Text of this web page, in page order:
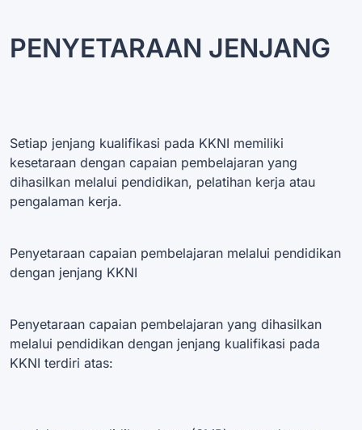
PENYETARAAN JENJANG
Setiap jenjang kualifikasi pada KKNI memiliki
kesetaraan dengan capaian pembelajaran yang
dihasilkan melalui pendidikan, pelatihan kerja atau
pengalaman kerja.
Penyetaraan capaian pembelajaran melalui pendidikan
dengan jenjang KKNI
Penyetaraan capaian pembelajaran yang dihasilkan
melalui pendidikan dengan jenjang kualifikasi pada
KKNI terdiri atas: